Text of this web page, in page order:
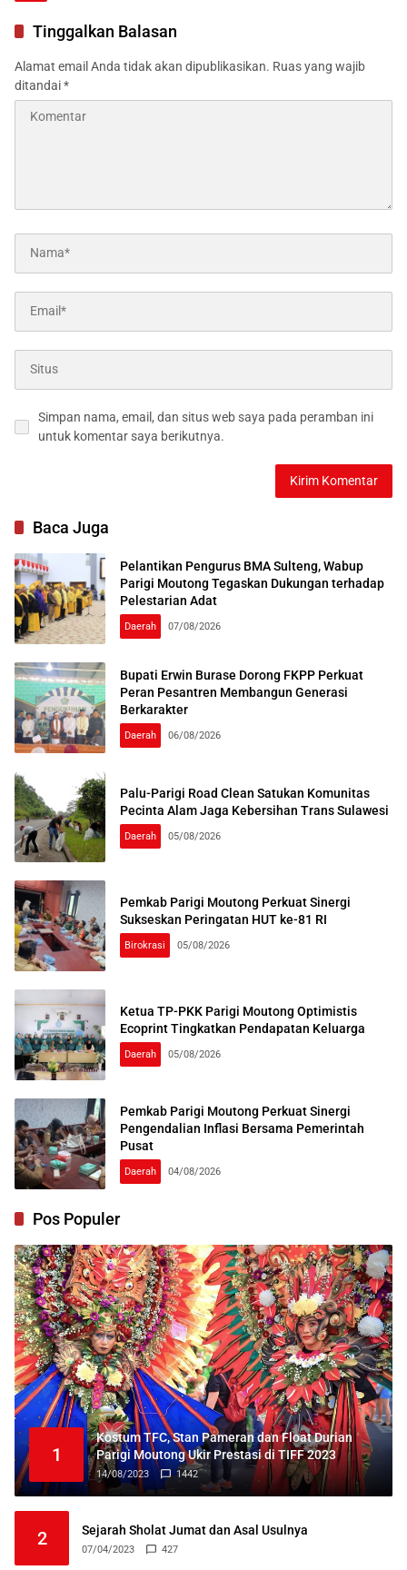
Tinggalkan Balasan
Alamat email Anda tidak akan dipublikasikan. Ruas yang wajib
ditandai*
Simpan nama, email, dan situs web saya pada peramban ini
untuk komentar saya berikutnya.
Baca Juga
Pelantikan Pengurus BMA Sulteng, Wabup
Parigi Moutong Tegaskan Dukungan terhadap
Pelestarian Adat
Daerah 07/08/2026
Bupati Erwin Burase Dorong FKPP Perkuat
Peran Pesantren Membangun Generasi
Berkarakter
Daerah 06/08/2026
Palu-Parigi Road Clean Satukan Komunitas
Pecinta Alam Jaga Kebersihan Trans Sulawesi
Daerah 05/08/2026
Pemkab Parigi Moutong Perkuat Sinergi
Sukseskan Peringatan HUT ke-81 RI
Birokrasi 05/08/2026
Ketua TP-PKK Parigi Moutong Optimistis
Ecoprint Tingkatkan Pendapatan Keluarga
Daerah 05/08/2026
Pemkab Parigi Moutong Perkuat Sinergi
Pengendalian Inflasi Bersama Pemerintah
Pusat
Daerah 04/08/2026
Pos Populer
1
Kostum TFC, Stan Pameran dan Float Durian
Parigi Moutong Ukir Prestasi di TIFF 2023
14/08/2023 1442
2 Sejarah Sholat Jumat dan Asal Usulnya
07/04/2023 427